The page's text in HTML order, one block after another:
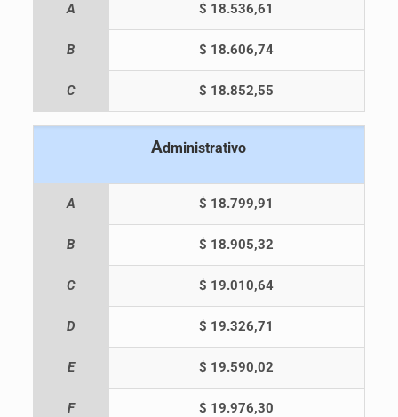
A $ 18.536,61
B $ 18.606,74
C $ 18.852,55
Administrativo
A $ 18.799,91
B $ 18.905,32
C $ 19.010,64
D $ 19.326,71
E $ 19.590,02
F $ 19.976,30